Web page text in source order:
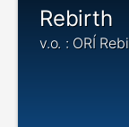
Rebirth
v.o. : ORÍ